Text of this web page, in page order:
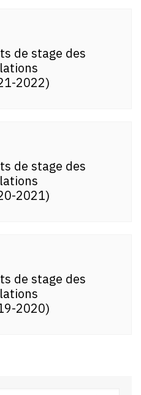
de stage des
2022)
de stage des
2021)
de stage des
2020)